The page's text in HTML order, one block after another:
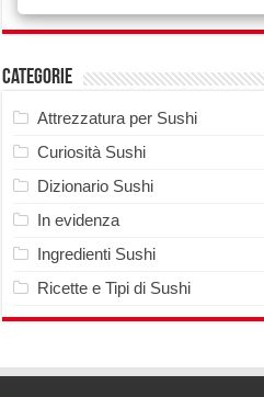
Categorie
Attrezzatura per Sushi
Curiosità Sushi
Dizionario Sushi
In evidenza
Ingredienti Sushi
Ricette e Tipi di Sushi